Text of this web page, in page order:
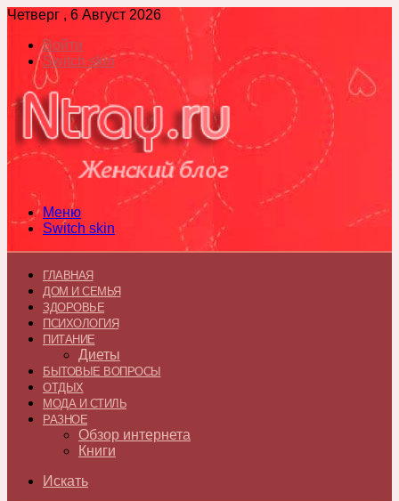
Четверг , 6 Август 2026
Войти
Switch skin
Меню
Switch skin
ГЛАВНАЯ
ДОМ И СЕМЬЯ
ЗДОРОВЬЕ
ПСИХОЛОГИЯ
ПИТАНИЕ
Диеты
БЫТОВЫЕ ВОПРОСЫ
ОТДЫХ
МОДА И СТИЛЬ
РАЗНОЕ
Обзор интернета
Книги
Искать